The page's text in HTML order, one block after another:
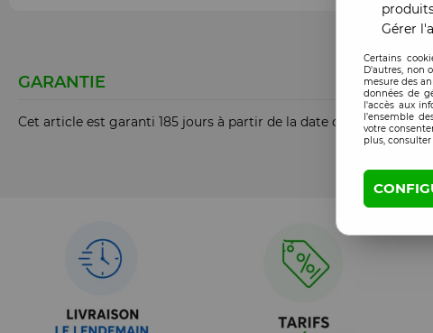
GARANTIE
Cet article est garanti 185 jours à partir de la date de commande
Gérer
Certains
D'autres, non
mesure des
données de
l'accès aux
l’ensemble
votre
plus,